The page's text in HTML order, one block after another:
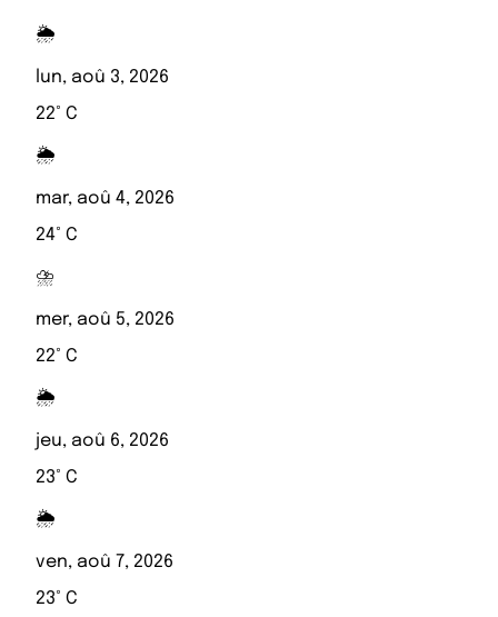
🌦️
lun, aoû 3, 2026
22° C
🌦️
mar, aoû 4, 2026
24° C
⛈️
mer, aoû 5, 2026
22° C
🌦️
jeu, aoû 6, 2026
23° C
🌦️
ven, aoû 7, 2026
23° C